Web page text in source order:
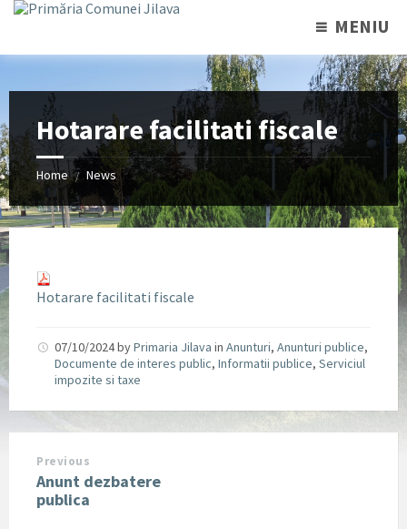
MENIU
Hotarare facilitati fiscale
Home / News
Hotarare facilitati fiscale
07/10/2024byPrimaria Jilava in Anunturi, Anunturi publice,
Documente de interes public, Informatii publice, Serviciul
impozite si taxe
Previous
Anunt dezbatere
publica